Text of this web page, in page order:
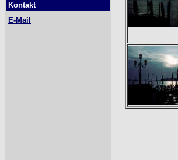
Kontakt
E-Mail